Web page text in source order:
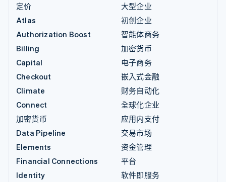
定价
Atlas
Authorization Boost
Billing
Capital
Checkout
Climate
Connect
加密货币
Data Pipeline
Elements
Financial Connections
Identity
大型企业
初创企业
智能体商务
加密货币
电子商务
嵌入式金融
财务自动化
全球化企业
应用内支付
交易市场
资金管理
平台
软件即服务